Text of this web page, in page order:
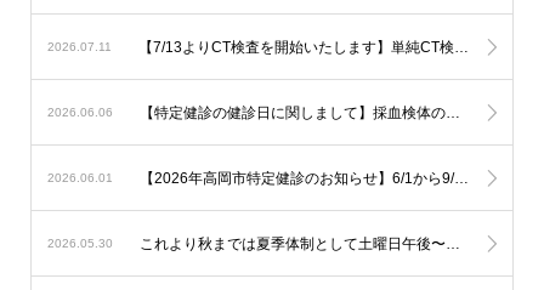
2026.07.11
2026.06.06 【特定健診の健診日に関しまして】採血検体の集配と保存の関係で、健診は月曜日から土曜日午前（土曜日午後、日曜日を除く）でお願いいたします。
2026.06.01 【2026年高岡市特定健診のお知らせ】6/1から9/30の期間で行われます。予約は不要ですので受診券をご持参の上直接ご受診下さい。可能なようでしたら食事を抜いての健診をお勧め致します。
2026.05.30 これより秋までは夏季体制として土曜日午後〜日曜は少人数での運用となります。診察状況により診療の遅延を生じる可能性も考慮されますが対応人数は維持する必要がありますので発熱への検査は流行状況をもとに当日判断が必要なものに限定した対応とさせて頂きます。